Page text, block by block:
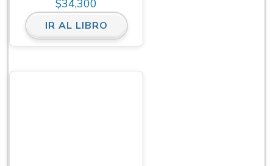
$34,300
IR AL LIBRO